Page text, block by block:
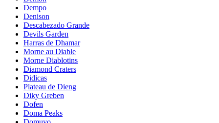
Dempo
Denison
Descabezado Grande
Devils Garden
Harras de Dhamar
Morne au Diable
Morne Diablotins
Diamond Craters
Didicas
Plateau de Dieng
Diky Greben
Dofen
Doma Peaks